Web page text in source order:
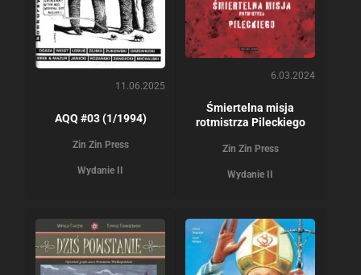
11.06.2025
AQQ #03 (1/1994)
Zin Zin Press
Wydanie II
6.03.2024
Śmiertelna misja
rotmistrza Pileckiego
Zin Zin Press
Wydanie II